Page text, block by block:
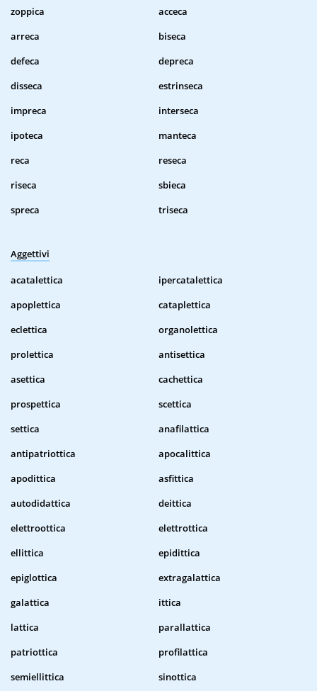
zoppica
acceca
arreca
biseca
defeca
depreca
disseca
estrinseca
impreca
interseca
ipoteca
manteca
reca
reseca
riseca
sbieca
spreca
triseca
Aggettivi
acatalettica
ipercatalettica
apoplettica
cataplettica
eclettica
organolettica
prolettica
antisettica
asettica
cachettica
prospettica
scettica
settica
anafilattica
antipatriottica
apocalittica
apodittica
asfittica
autodidattica
deittica
elettroottica
elettrottica
ellittica
epidittica
epiglottica
extragalattica
galattica
ittica
lattica
parallattica
patriottica
profilattica
semiellittica
sinottica